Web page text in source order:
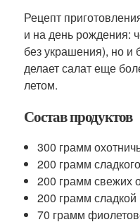
Рецепт
и на день рождения:
без украшения), но и
делает салат еще
летом.
Состав продуктов
300 грамм
200 грамм
200 грамм свежих
200 грамм сладкой
70 грамм